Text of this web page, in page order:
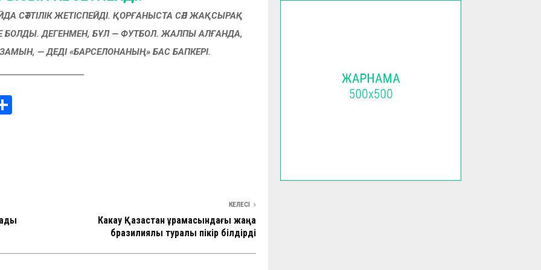
СӘТТІЛІК ЖЕТІСПЕЙДІ. ҚОРҒАНЫСТА СӘЛ ЖАҚСЫРАҚ
БОЛДЫ. ДЕГЕНМЕН, БҰЛ — ФУТБОЛ. ЖАЛПЫ АЛҒАНДА,
— ДЕДІ «БАРСЕЛОНАНЫҢ» БАС БАПКЕРІ.
и
КЕЛЕСІ
Какау Қазақстан құрамасындағы жаңа
бразилиялық туралы пікір білдірді